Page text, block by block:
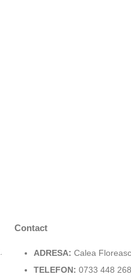
Contact
ADRESA: Calea
TELEFON: 0733 448 268